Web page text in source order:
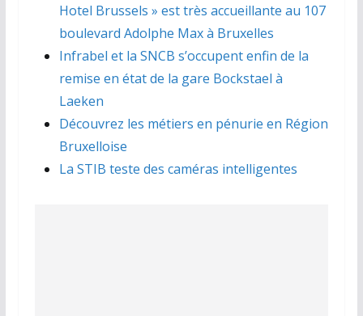
Hotel Brussels » est très accueillante au 107
boulevard Adolphe Max à Bruxelles
Infrabel et la SNCB s’occupent enfin de la
remise en état de la gare Bockstael à
Laeken
Découvrez les métiers en pénurie en Région
Bruxelloise
La STIB teste des caméras intelligentes